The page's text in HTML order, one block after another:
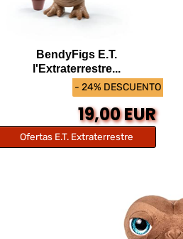
- 24% DESCUENTO
BendyFigs E.T.
l'Extraterrestre...
19,00 EUR
Ofertas E.T. Extraterrestre